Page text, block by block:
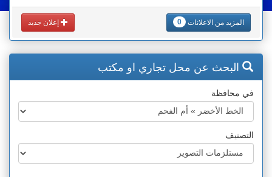
المزيد من الاعلانات 0 إعلان جديد
البحث عن محل تجاري او مكتب
في محافظة
التصنيف